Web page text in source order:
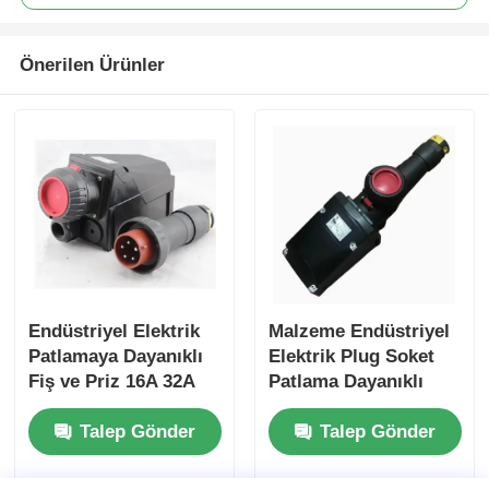
Önerilen Ürünler
Endüstriyel Elektrik
Patlamaya Dayanıklı
Fiş ve Priz 16A 32A
63A 125A
Talep Gönder
Malzeme Endüstriyel
Elektrik Plug Soket
Patlama Dayanıklı
16A 32A 63A
Talep Gönder